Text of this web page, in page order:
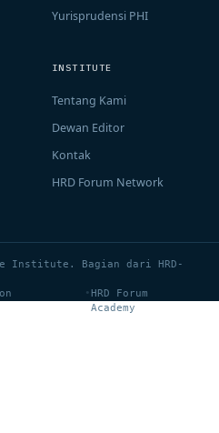
Yurisprudensi PHI
INSTITUTE
Tentang Kami
Dewan Editor
Kontak
HRD Forum Network
Institute. Bagian dari HRD-
•HRD Forum
Academy